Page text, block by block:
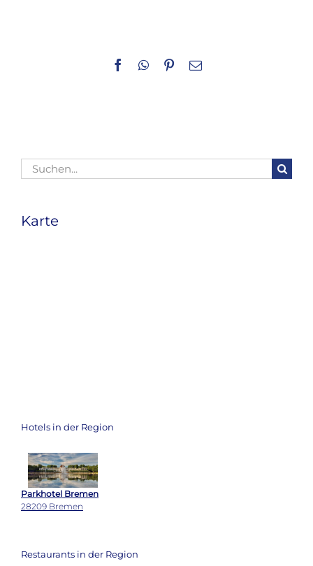
Facebook
WhatsApp
Pinterest
E-
Suche
nach:
Karte
Hotels in der Region
Parkhotel Bremen
28209 Bremen
Restaurants in der Region